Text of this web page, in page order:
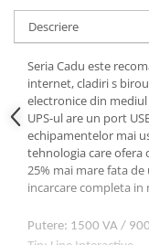
Descriere
Seria Cadu este
internet, cladiri s
electronice din
UPS-ul are un port
echipamentelor mai
tehnologia care ofera
25% mai mare fata
incarcare completa in
Putere: 1500 VA /